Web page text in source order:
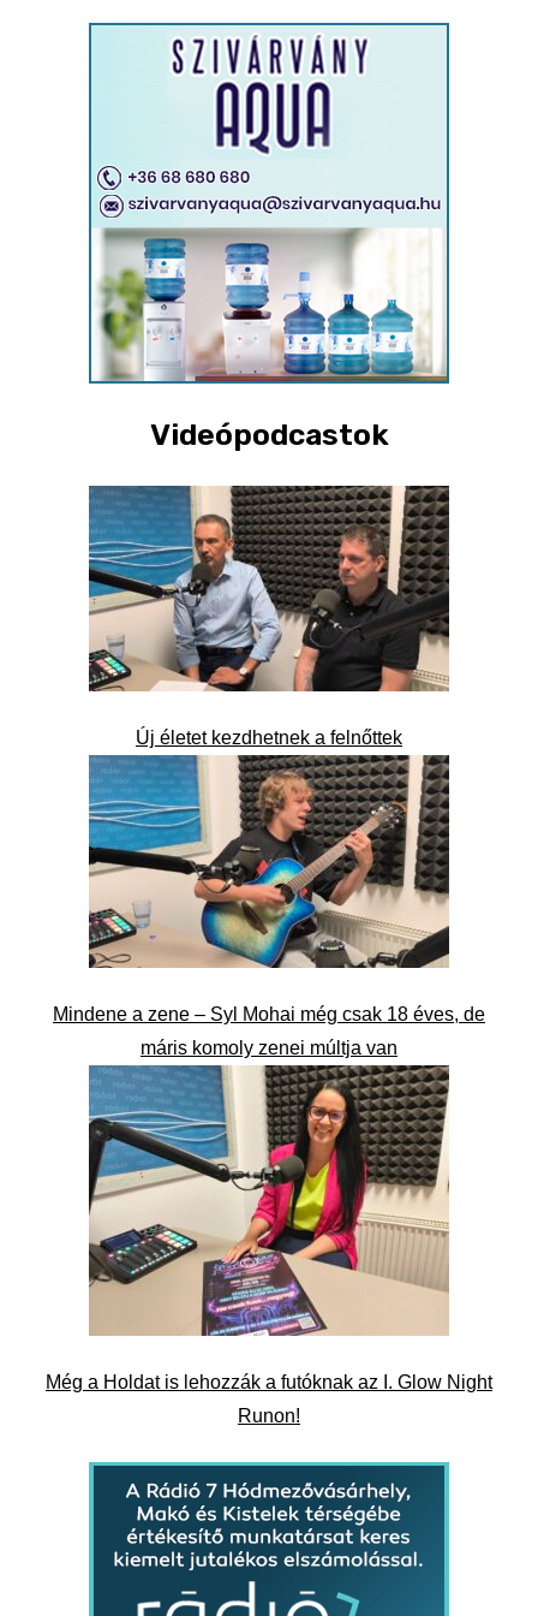
Videópodcastok
Új életet kezdhetnek a felnőttek
Mindene a zene – Syl Mohai még csak 18 éves, de
máris komoly zenei múltja van
Még a Holdat is lehozzák a futóknak az I. Glow Night
Runon!